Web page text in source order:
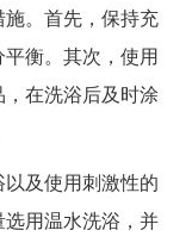
。首先，保持充
衡。其次，使用
在洗浴后及时涂
及使用刺激性的
用温水洗浴，并